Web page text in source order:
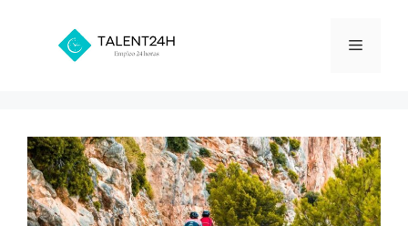
contenido
Menú